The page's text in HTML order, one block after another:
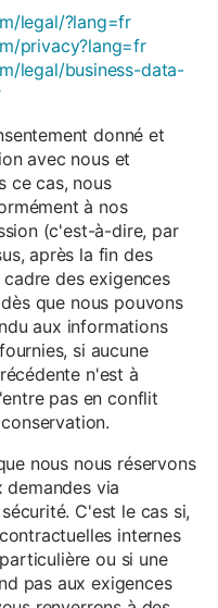
legal/?lang=fr
privacy?lang=fr
legal/business-data-
donné et
avec nous et
ce cas, nous
à nos
(c'est-à-dire, par
après la fin des
des exigences
que nous pouvons
aux informations
si aucune
n'est à
pas en conflit
nous nous réservons
via
C'est le cas si,
internes
ou si une
pas aux exigences